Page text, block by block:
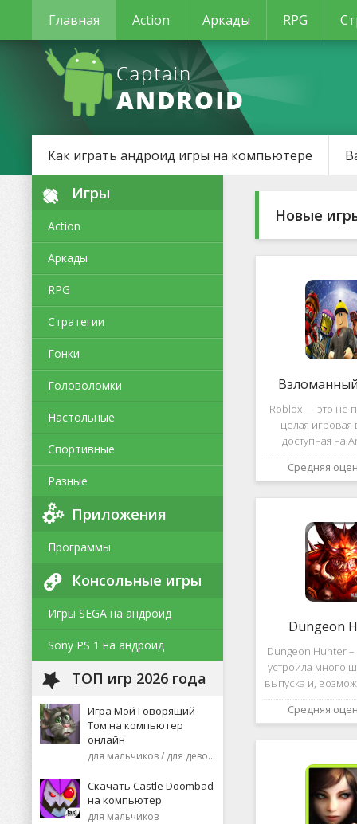
Главная Action Аркады RPG
Как играть андроид игры на компьютере
Игры
Action
Аркады
RPG
Стратегии
Гонки
Головоломки
Настольные
Спортивные
Разные
Приложения
Программы
Консольные игры
Игры SEGA на андроид
Sony PS 1 на андроид
ТОП игр 2026 года
Игра Мой Говорящий
Том на компьютер
онлайн
для мальчиков / для девочек
Скачать Castle Doombad
на компьютер
для мальчиков
Новые
Roblox — это не
целая игровая
доступная на
уникальная
позволяет не
и сценарии,
Средняя
Dungeon
Dungeon Hunter –
устроила много
выпуска и,
такому
необычную
Средняя